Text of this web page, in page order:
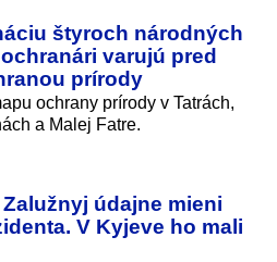
štyroch národných
varujú pred
prírody
ochrany prírody v Tatrách,
a Malej Fatre.
údajne mieni
V Kyjeve ho mali